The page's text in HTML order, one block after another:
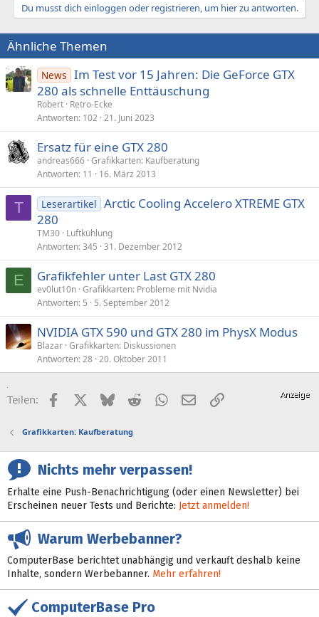
Du musst dich einloggen oder registrieren, um hier zu antworten.
Ähnliche Themen
News Im Test vor 15 Jahren: Die GeForce GTX
280 als schnelle Enttäuschung
Robert Retro-Ecke
Antworten 102 21. Juni 2023
Ersatz für eine GTX 280
andreas666 Grafikkarten: Kaufberatung
Antworten 11 16. März 2013
T Leserartikel Arctic Cooling Accelero XTREME GTX
280
TM30 Luftkühlung
Antworten 345 31. Dezember 2012
E Grafikfehler unter Last GTX 280
ev0lut10n Grafikkarten: Probleme mit Nvidia
Antworten 5 5. September 2012
NVIDIA GTX 590 und GTX 280 im PhysX Modus
Blazar Grafikkarten: Diskussionen
Antworten 28 20. Oktober 2011
Teilen: FacebookX (Twitter)
BlueskyRedditWhatsApp
E-MailLink
Grafikkarten: Kaufberatung
Nichts mehr verpassen!
Erhalte eine Push-Benachrichtigung (oder einen Newsletter) bei
Erscheinen neuer Tests und Berichte: Jetzt anmelden!
Warum Werbebanner?
ComputerBase berichtet unabhängig und verkauft deshalb keine
Inhalte, sondern Werbebanner. Mehr erfahren!
ComputerBase Pro